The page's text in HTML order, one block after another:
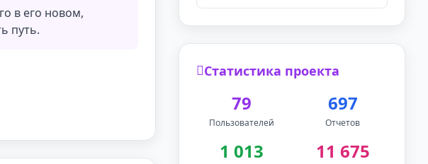
в его новом,
путь.
Статистика проекта
79
Пользователей
697
Отчетов
1 013 11 675